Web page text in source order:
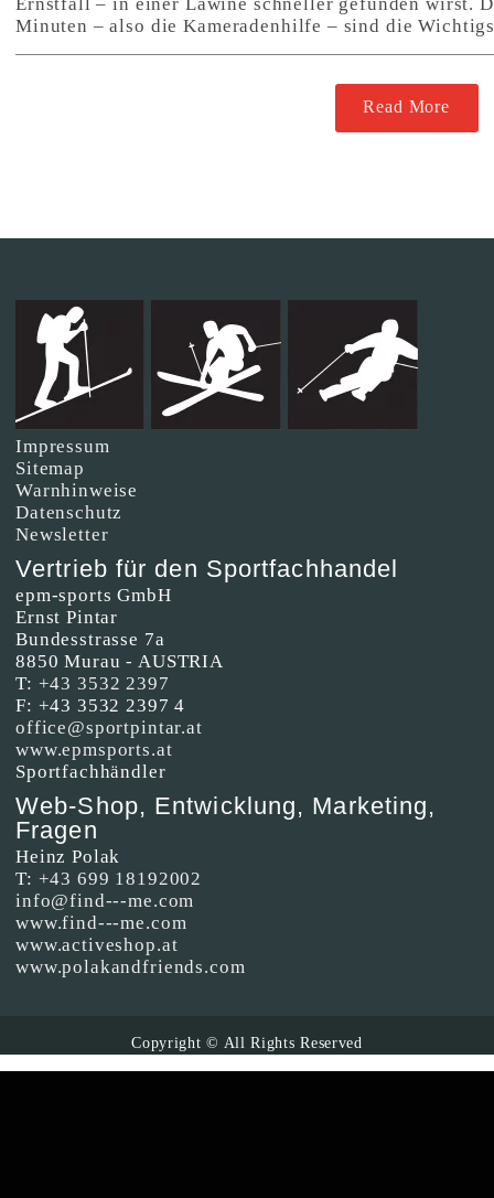
Minuten – also die Kameradenhilfe – sind die
Read More
Impressum
Sitemap
Warnhinweise
Datenschutz
Newsletter
Vertrieb für den Sportfachhandel
epm-sports GmbH
Ernst Pintar
Bundesstrasse 7a
8850 Murau - AUSTRIA
T: +43 3532 2397
F: +43 3532 2397 4
office@sportpintar.at
www.epmsports.at
Sportfachhändler
Web-Shop, Entwicklung, Marketing,
Fragen
Heinz Polak
T: +43 699 18192002
info@find---me.com
www.find---me.com
www.activeshop.at
www.polakandfriends.com
Copyright © All Rights Reserved